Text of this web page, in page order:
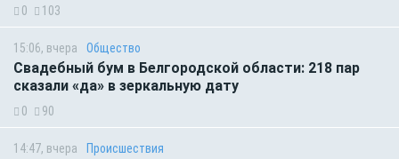
0 103
15:06, вчера Общество
Свадебный бум в Белгородской области: 218 пар
сказали «да» в зеркальную дату
0 90
14:47, вчера Происшествия